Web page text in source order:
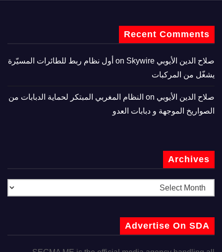
Recent Comments
صلاح الدين الأيوبي
Skywire أول نظام ربط للطائرات المسيّرة
يشغّل من المركبات
صلاح الدين الأيوبي
النظام المغربي المبتكر لحماية الدبابات من
الصواريخ الموجهة و دبابات العدو
Archives
Advertise On SDA